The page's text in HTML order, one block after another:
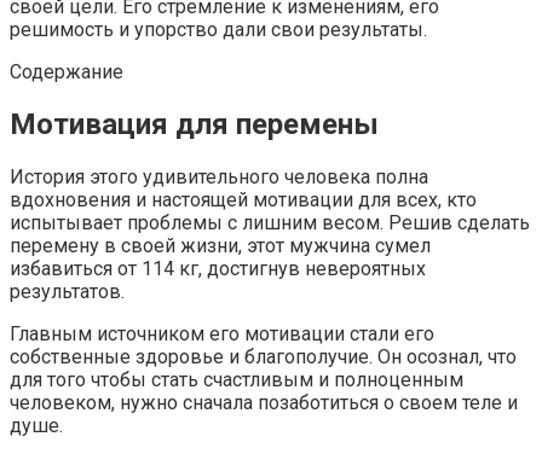
своей цели. Его стремление к изменениям, его
решимость и упорство дали свои результаты.
Содержание
Мотивация для перемены
История этого удивительного человека полна
вдохновения и настоящей мотивации для всех, кто
испытывает проблемы с лишним весом. Решив сделать
перемену в своей жизни, этот мужчина сумел
избавиться от 114 кг, достигнув невероятных
результатов.
Главным источником его мотивации стали его
собственные здоровье и благополучие. Он осознал, что
для того чтобы стать счастливым и полноценным
человеком, нужно сначала позаботиться о своем теле и
душе.